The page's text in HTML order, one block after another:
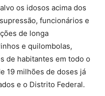
os idosos acima dos
funcionários e
de longa
e quilombolas,
de habitantes em todo o
19 milhões de doses já
e o Distrito Federal.